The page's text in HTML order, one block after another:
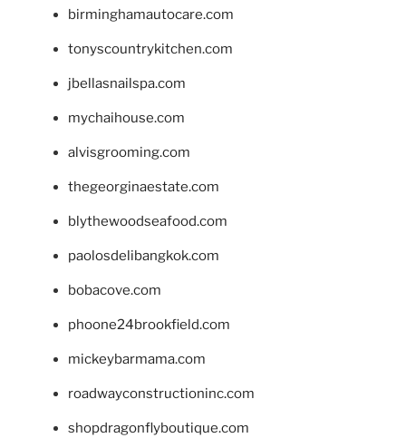
birminghamautocare.com
tonyscountrykitchen.com
jbellasnailspa.com
mychaihouse.com
alvisgrooming.com
thegeorginaestate.com
blythewoodseafood.com
paolosdelibangkok.com
bobacove.com
phoone24brookfield.com
mickeybarmama.com
roadwayconstructioninc.com
shopdragonflyboutique.com